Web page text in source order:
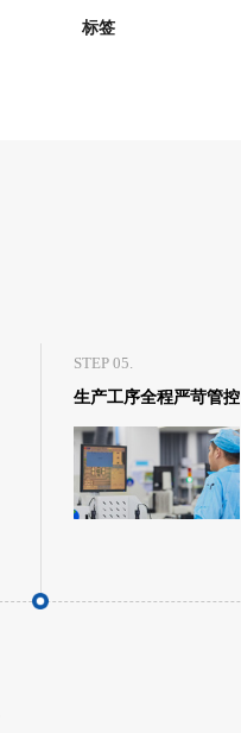
标签
STEP 05.
生产工序全程严苛管控